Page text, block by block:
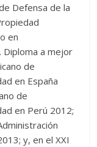
Defensa de la
en
Diploma a mejor
de
en España
de
en Perú 2012;
y, en el XXI